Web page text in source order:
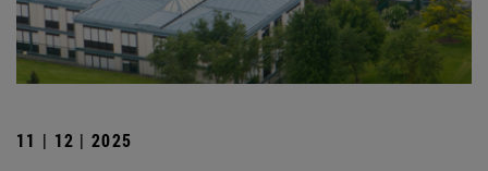
11 | 12 | 2025